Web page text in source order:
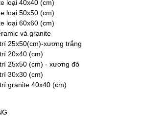
loại 40x40 (cm)
loại 50x50 (cm)
loại 60x60 (cm)
và granite
25x50(cm)-xương trắng
20x40 (cm)
25x50 (cm) - xương đỏ
30x30 (cm)
granite 40x40 (cm)